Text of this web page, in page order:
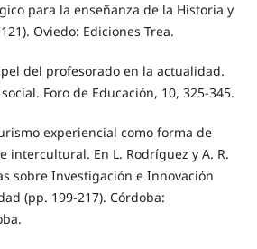
para la enseñanza de la Historia y
Oviedo: Ediciones Trea.
del profesorado en la actualidad.
Foro de Educación, 10, 325-345.
experiencial como forma de
intercultural. En L. Rodríguez y A. R.
sobre Investigación e Innovación
(pp. 199-217). Córdoba: